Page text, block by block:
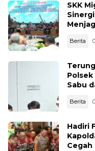
SKK
Berita
Sabu
Berita
Hadiri
Cegah